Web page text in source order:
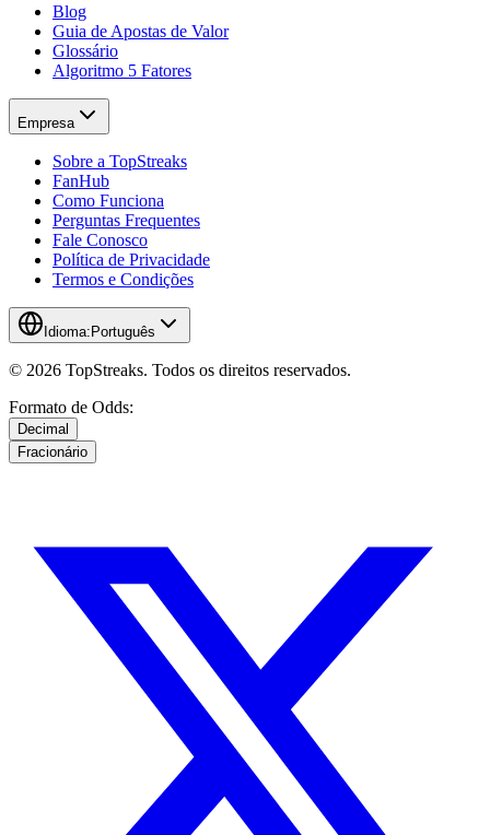
Blog
Guia de Apostas de Valor
Glossário
Algoritmo 5 Fatores
Empresa
Sobre a TopStreaks
FanHub
Como Funciona
Perguntas Frequentes
Fale Conosco
Política de Privacidade
Termos e Condições
Idioma: Português
© 2026 TopStreaks. Todos os direitos reservados.
Formato de Odds:
Decimal
Fracionário